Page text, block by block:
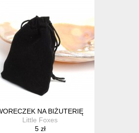
NA BIŻUTERIĘ
Little Foxes
5 zł